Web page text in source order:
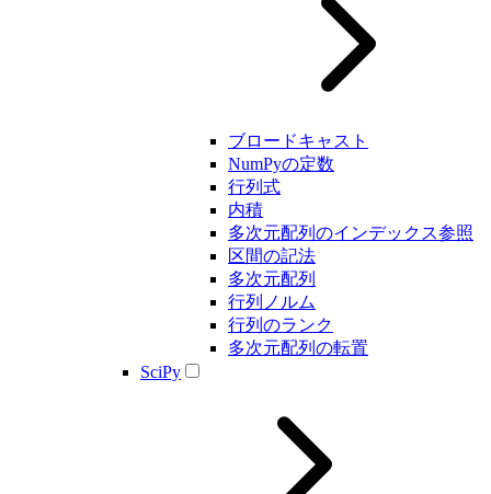
ブロードキャスト
NumPyの定数
行列式
内積
多次元配列のインデックス参照
区間の記法
多次元配列
行列ノルム
行列のランク
多次元配列の転置
SciPy